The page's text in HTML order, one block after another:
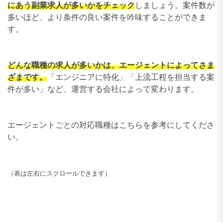
にあう副業求人が多いかをチェックしましょう。案件数が
多いほど、より条件の良い案件を吟味することができま
す。
どんな職種の求人が多いかは、エージェントによってさま
ざまです。 「エンジニアに特化」「上流工程を担当する案
件が多い」など、運営する会社によって変わります。
エージェントごとの対応職種はこちらを参考にしてくださ
い。
（表は左右にスクロールできます）